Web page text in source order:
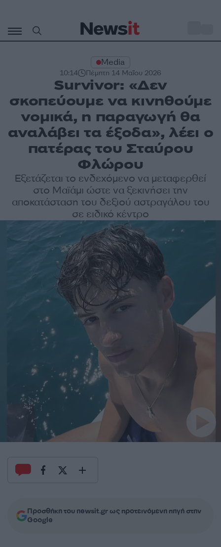
περιεχόμενο
Media
10:14 Πέμπτη 14 Μαΐου 2026
Survivor: «Δεν
σκοπεύουμε να κινηθούμε
νομικά, η παραγωγή θα
αναλάβει τα έξοδα», λέει ο
πατέρας του Σταύρου
Φλώρου
Εξετάζεται το ενδεχόμενο να μεταφερθεί
στο Μαϊάμι ώστε να ξεκινήσει την
αποκατάσταση του δεξιού αστραγάλου του
σε ειδικό κέντρο
Προσθήκη του newsit.gr ως προτεινόμενη πηγή στην
Google